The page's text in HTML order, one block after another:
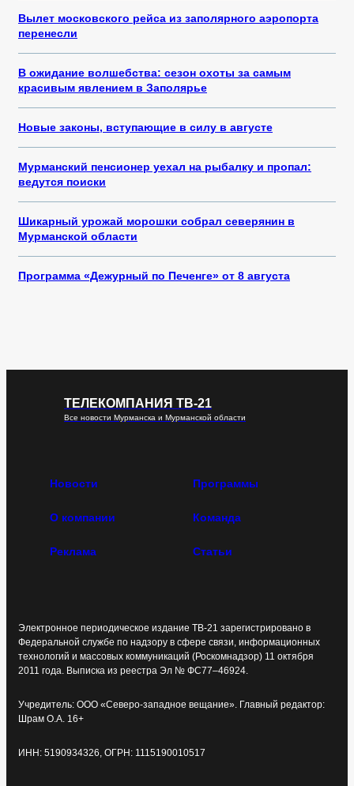
Вылет московского рейса из заполярного аэропорта
перенесли
В ожидание волшебства: сезон охоты за самым
красивым явлением в Заполярье
Новые законы, вступающие в силу в августе
Мурманский пенсионер уехал на рыбалку и пропал:
ведутся поиски
Шикарный урожай морошки собрал северянин в
Мурманской области
Программа «Дежурный по Печенге» от 8 августа
ТЕЛЕКОМПАНИЯ ТВ-21
Все новости Мурманска и Мурманской области
Новости Программы
О компании Команда
Реклама Статьи
Электронное периодическое издание ТВ-21 зарегистрировано в
Федеральной службе по надзору в сфере связи, информационных
технологий и массовых коммуникаций (Роскомнадзор) 11 октября
2011 года. Выписка из реестра Эл № ФС77–46924.
Учредитель: ООО «Северо-западное вещание». Главный редактор:
Шрам О.А. 16+
ИНН: 5190934326, ОГРН: 1115190010517